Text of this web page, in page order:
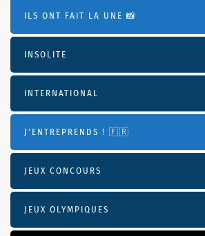
ILS ONT FAIT LA UNE 📸
INSOLITE
INTERNATIONAL
J'ENTREPRENDS ! 🇫🇷
JEUX CONCOURS
JEUX OLYMPIQUES